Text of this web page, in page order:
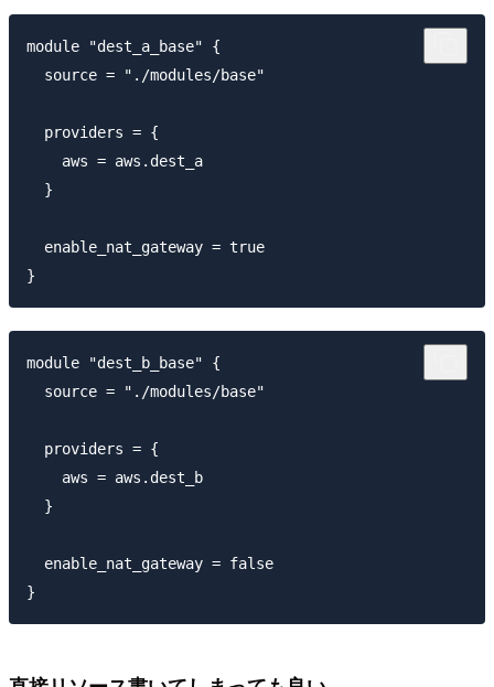
module "dest_a_base" {
  source = "./modules/base"
  providers = {
    aws = aws.dest_a
  }
  enable_nat_gateway = true
module "dest_b_base" {
  source = "./modules/base"
  providers = {
    aws = aws.dest_b
  }
  enable_nat_gateway = false